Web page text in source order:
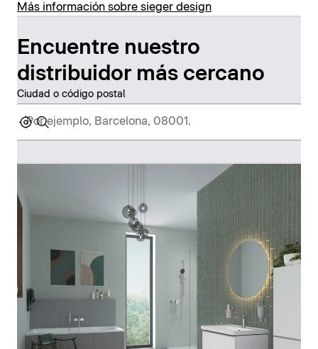
Más información sobre sieger design
Encuentre nuestro
distribuidor más cercano
Ciudad o código postal